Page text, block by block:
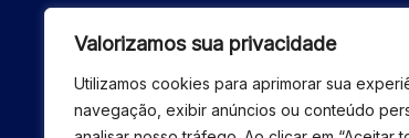
Valorizamos sua privacidade
Utilizamos cookies para aprimorar sua
navegação, exibir anúncios ou conteúdo